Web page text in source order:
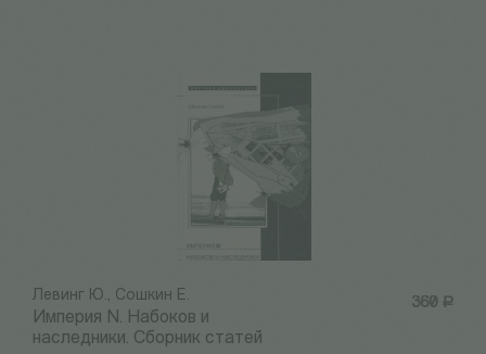
360 Р
Левинг Ю., Сошкин Е.
Империя N. Набоков и
наследники. Сборник статей